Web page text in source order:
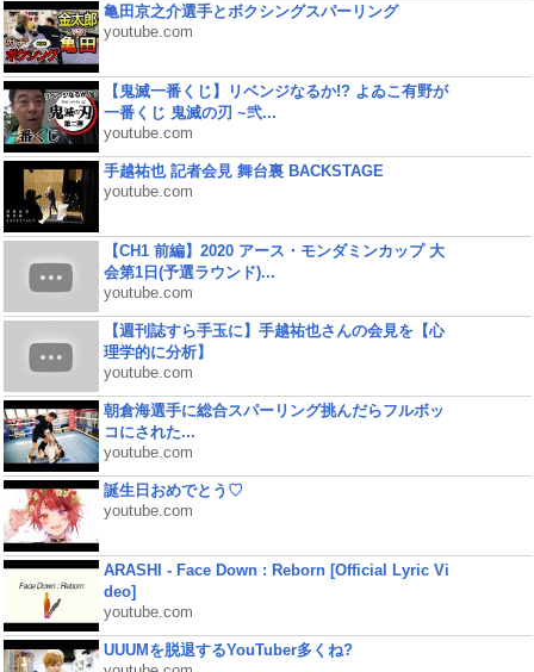
亀田京之介選手とボクシングスパーリング
youtube.com
【鬼滅一番くじ】リベンジなるか!? よゐこ有野が
一番くじ 鬼滅の刃 ~弐...
youtube.com
手越祐也 記者会見 舞台裏 BACKSTAGE
youtube.com
【CH1 前編】2020 アース・モンダミンカップ 大
会第1日(予選ラウンド)...
youtube.com
【週刊誌すら手玉に】手越祐也さんの会見を【心
理学的に分析】
youtube.com
朝倉海選手に総合スパーリング挑んだらフルボッ
コにされた...
youtube.com
誕生日おめでとう♡
youtube.com
ARASHI - Face Down : Reborn [Official Lyric Vi
deo]
youtube.com
UUUMを脱退するYouTuber多くね?